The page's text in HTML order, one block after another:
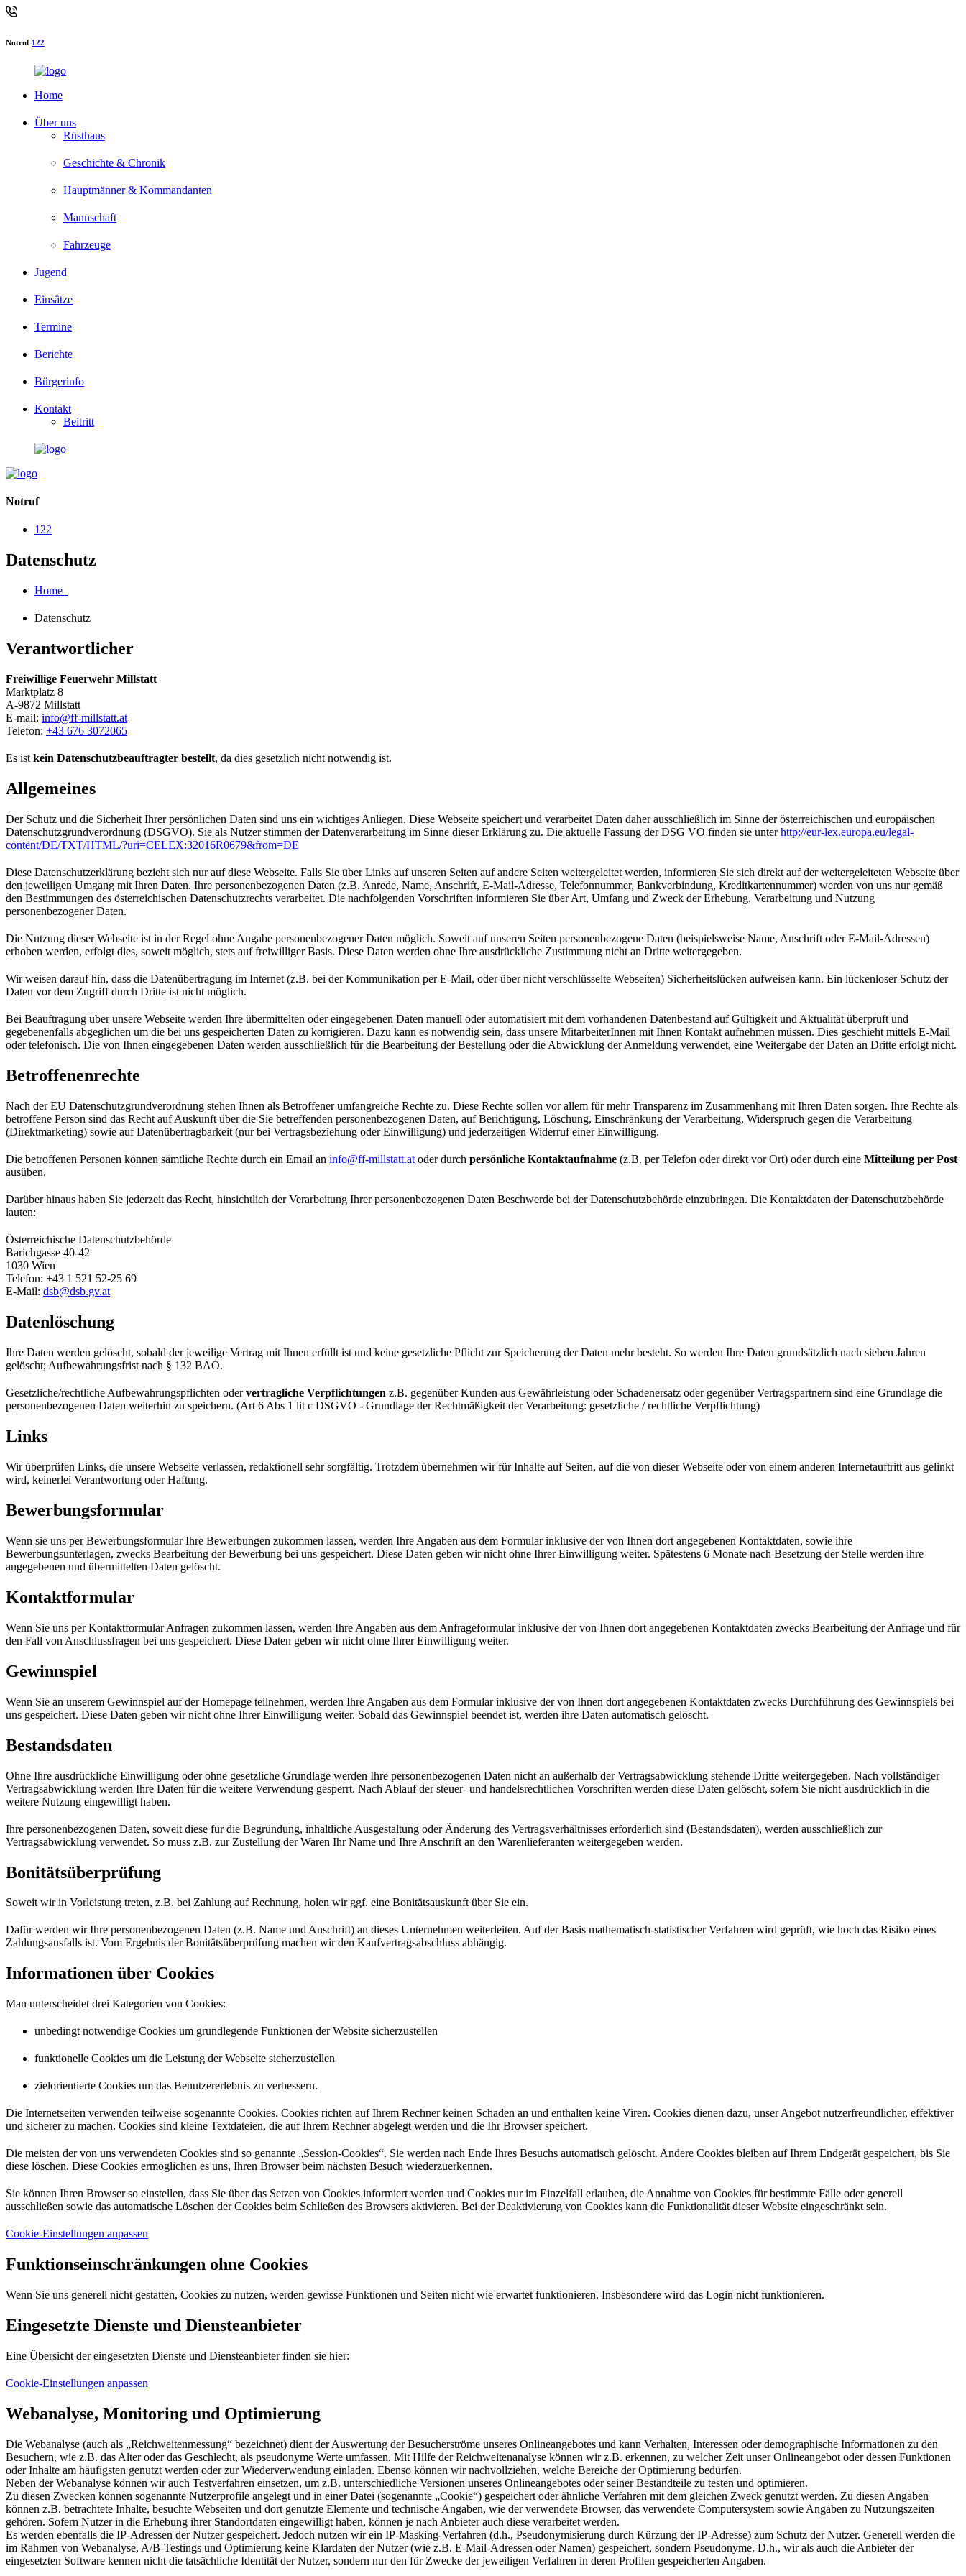
Notruf 122
Home
Über uns
Rüsthaus
Geschichte & Chronik
Hauptmänner & Kommandanten
Mannschaft
Fahrzeuge
Jugend
Einsätze
Termine
Berichte
Bürgerinfo
Kontakt
Beitritt
Notruf
122
Datenschutz
Home
Datenschutz
Verantwortlicher
Freiwillige Feuerwehr Millstatt
Marktplatz 8
A-9872 Millstatt
E-mail: info@ff-millstatt.at
Telefon: +43 676 3072065
Es ist kein Datenschutzbeauftragter bestellt, da dies gesetzlich nicht notwendig ist.
Allgemeines
Der Schutz und die Sicherheit Ihrer persönlichen Daten sind uns ein wichtiges Anliegen. Diese Webseite speichert und verarbeitet Daten daher ausschließlich im Sinne der österreichischen und europäischen
Datenschutzgrundverordnung (DSGVO). Sie als Nutzer stimmen der Datenverarbeitung im Sinne dieser Erklärung zu. Die aktuelle Fassung der DSG VO finden sie unterhttp://eur-lex.europa.eu/legal-
content/DE/TXT/HTML/?uri=CELEX:32016R0679&from=DE
Diese Datenschutzerklärung bezieht sich nur auf diese Webseite. Falls Sie über Links auf unseren Seiten auf andere Seiten weitergeleitet werden, informieren Sie sich direkt auf der weitergeleiteten Webseite über
den jeweiligen Umgang mit Ihren Daten. Ihre personenbezogenen Daten (z.B. Anrede, Name, Anschrift, E-Mail-Adresse, Telefonnummer, Bankverbindung, Kreditkartennummer) werden von uns nur gemäß
den Bestimmungen des österreichischen Datenschutzrechts verarbeitet. Die nachfolgenden Vorschriften informieren Sie über Art, Umfang und Zweck der Erhebung, Verarbeitung und Nutzung
personenbezogener Daten.
Die Nutzung dieser Webseite ist in der Regel ohne Angabe personenbezogener Daten möglich. Soweit auf unseren Seiten personenbezogene Daten (beispielsweise Name, Anschrift oder E-Mail-Adressen)
erhoben werden, erfolgt dies, soweit möglich, stets auf freiwilliger Basis. Diese Daten werden ohne Ihre ausdrückliche Zustimmung nicht an Dritte weitergegeben.
Wir weisen darauf hin, dass die Datenübertragung im Internet (z.B. bei der Kommunikation per E-Mail, oder über nicht verschlüsselte Webseiten) Sicherheitslücken aufweisen kann. Ein lückenloser Schutz der
Daten vor dem Zugriff durch Dritte ist nicht möglich.
Bei Beauftragung über unsere Webseite werden Ihre übermittelten oder eingegebenen Daten manuell oder automatisiert mit dem vorhandenen Datenbestand auf Gültigkeit und Aktualität überprüft und
gegebenenfalls abgeglichen um die bei uns gespeicherten Daten zu korrigieren. Dazu kann es notwendig sein, dass unsere MitarbeiterInnen mit Ihnen Kontakt aufnehmen müssen. Dies geschieht mittels E-Mail
oder telefonisch. Die von Ihnen eingegebenen Daten werden ausschließlich für die Bearbeitung der Bestellung oder die Abwicklung der Anmeldung verwendet, eine Weitergabe der Daten an Dritte erfolgt nicht.
Betroffenenrechte
Nach der EU Datenschutzgrundverordnung stehen Ihnen als Betroffener umfangreiche Rechte zu. Diese Rechte sollen vor allem für mehr Transparenz im Zusammenhang mit Ihren Daten sorgen. Ihre Rechte als
betroffene Person sind das Recht auf Auskunft über die Sie betreffenden personenbezogenen Daten, auf Berichtigung, Löschung, Einschränkung der Verarbeitung, Widerspruch gegen die Verarbeitung
(Direktmarketing) sowie auf Datenübertragbarkeit (nur bei Vertragsbeziehung oder Einwilligung) und jederzeitigen Widerruf einer Einwilligung.
Die betroffenen Personen können sämtliche Rechte durch ein Email an info@ff-millstatt.at oder durch persönliche Kontaktaufnahme (z.B. per Telefon oder direkt vor Ort) oder durch eine Mitteilung per Post
ausüben.
Darüber hinaus haben Sie jederzeit das Recht, hinsichtlich der Verarbeitung Ihrer personenbezogenen Daten Beschwerde bei der Datenschutzbehörde einzubringen. Die Kontaktdaten der Datenschutzbehörde
lauten:
Österreichische Datenschutzbehörde
Barichgasse 40-42
1030 Wien
Telefon: +43 1 521 52-25 69
E-Mail: dsb@dsb.gv.at
Datenlöschung
Ihre Daten werden gelöscht, sobald der jeweilige Vertrag mit Ihnen erfüllt ist und keine gesetzliche Pflicht zur Speicherung der Daten mehr besteht. So werden Ihre Daten grundsätzlich nach sieben Jahren
gelöscht; Aufbewahrungsfrist nach § 132 BAO.
Gesetzliche/rechtliche Aufbewahrungspflichten odervertragliche Verpflichtungen z.B. gegenüber Kunden aus Gewährleistung oder Schadenersatz oder gegenüber Vertragspartnern sind eine Grundlage die
personenbezogenen Daten weiterhin zu speichern. (Art 6 Abs 1 lit c DSGVO - Grundlage der Rechtmäßigkeit der Verarbeitung: gesetzliche / rechtliche Verpflichtung)
Links
Wir überprüfen Links, die unsere Webseite verlassen, redaktionell sehr sorgfältig. Trotzdem übernehmen wir für Inhalte auf Seiten, auf die von dieser Webseite oder von einem anderen Internetauftritt aus gelinkt
wird, keinerlei Verantwortung oder Haftung.
Bewerbungsformular
Wenn sie uns per Bewerbungsformular Ihre Bewerbungen zukommen lassen, werden Ihre Angaben aus dem Formular inklusive der von Ihnen dort angegebenen Kontaktdaten, sowie ihre
Bewerbungsunterlagen, zwecks Bearbeitung der Bewerbung bei uns gespeichert. Diese Daten geben wir nicht ohne Ihrer Einwilligung weiter. Spätestens 6 Monate nach Besetzung der Stelle werden ihre
angegebenen und übermittelten Daten gelöscht.
Kontaktformular
Wenn Sie uns per Kontaktformular Anfragen zukommen lassen, werden Ihre Angaben aus dem Anfrageformular inklusive der von Ihnen dort angegebenen Kontaktdaten zwecks Bearbeitung der Anfrage und für
den Fall von Anschlussfragen bei uns gespeichert. Diese Daten geben wir nicht ohne Ihrer Einwilligung weiter.
Gewinnspiel
Wenn Sie an unserem Gewinnspiel auf der Homepage teilnehmen, werden Ihre Angaben aus dem Formular inklusive der von Ihnen dort angegebenen Kontaktdaten zwecks Durchführung des Gewinnspiels bei
uns gespeichert. Diese Daten geben wir nicht ohne Ihrer Einwilligung weiter. Sobald das Gewinnspiel beendet ist, werden ihre Daten automatisch gelöscht.
Bestandsdaten
Ohne Ihre ausdrückliche Einwilligung oder ohne gesetzliche Grundlage werden Ihre personenbezogenen Daten nicht an außerhalb der Vertragsabwicklung stehende Dritte weitergegeben. Nach vollständiger
Vertragsabwicklung werden Ihre Daten für die weitere Verwendung gesperrt. Nach Ablauf der steuer- und handelsrechtlichen Vorschriften werden diese Daten gelöscht, sofern Sie nicht ausdrücklich in die
weitere Nutzung eingewilligt haben.
Ihre personenbezogenen Daten, soweit diese für die Begründung, inhaltliche Ausgestaltung oder Änderung des Vertragsverhältnisses erforderlich sind (Bestandsdaten), werden ausschließlich zur
Vertragsabwicklung verwendet. So muss z.B. zur Zustellung der Waren Ihr Name und Ihre Anschrift an den Warenlieferanten weitergegeben werden.
Bonitätsüberprüfung
Soweit wir in Vorleistung treten, z.B. bei Zahlung auf Rechnung, holen wir ggf. eine Bonitätsauskunft über Sie ein.
Dafür werden wir Ihre personenbezogenen Daten (z.B. Name und Anschrift) an dieses Unternehmen weiterleiten. Auf der Basis mathematisch-statistischer Verfahren wird geprüft, wie hoch das Risiko eines
Zahlungsausfalls ist. Vom Ergebnis der Bonitätsüberprüfung machen wir den Kaufvertragsabschluss abhängig.
Informationen über Cookies
Man unterscheidet drei Kategorien von Cookies:
unbedingt notwendige Cookies um grundlegende Funktionen der Website sicherzustellen
funktionelle Cookies um die Leistung der Webseite sicherzustellen
zielorientierte Cookies um das Benutzererlebnis zu verbessern.
Die Internetseiten verwenden teilweise sogenannte Cookies. Cookies richten auf Ihrem Rechner keinen Schaden an und enthalten keine Viren. Cookies dienen dazu, unser Angebot nutzerfreundlicher, effektiver
und sicherer zu machen. Cookies sind kleine Textdateien, die auf Ihrem Rechner abgelegt werden und die Ihr Browser speichert.
Die meisten der von uns verwendeten Cookies sind so genannte „Session-Cookies“. Sie werden nach Ende Ihres Besuchs automatisch gelöscht. Andere Cookies bleiben auf Ihrem Endgerät gespeichert, bis Sie
diese löschen. Diese Cookies ermöglichen es uns, Ihren Browser beim nächsten Besuch wiederzuerkennen.
Sie können Ihren Browser so einstellen, dass Sie über das Setzen von Cookies informiert werden und Cookies nur im Einzelfall erlauben, die Annahme von Cookies für bestimmte Fälle oder generell
ausschließen sowie das automatische Löschen der Cookies beim Schließen des Browsers aktivieren. Bei der Deaktivierung von Cookies kann die Funktionalität dieser Website eingeschränkt sein.
Cookie-Einstellungen anpassen
Funktionseinschränkungen ohne Cookies
Wenn Sie uns generell nicht gestatten, Cookies zu nutzen, werden gewisse Funktionen und Seiten nicht wie erwartet funktionieren. Insbesondere wird das Login nicht funktionieren.
Eingesetzte Dienste und Diensteanbieter
Eine Übersicht der eingesetzten Dienste und Diensteanbieter finden sie hier:
Cookie-Einstellungen anpassen
Webanalyse, Monitoring und Optimierung
Die Webanalyse (auch als „Reichweitenmessung“ bezeichnet) dient der Auswertung der Besucherströme unseres Onlineangebotes und kann Verhalten, Interessen oder demographische Informationen zu den
Besuchern, wie z.B. das Alter oder das Geschlecht, als pseudonyme Werte umfassen. Mit Hilfe der Reichweitenanalyse können wir z.B. erkennen, zu welcher Zeit unser Onlineangebot oder dessen Funktionen
oder Inhalte am häufigsten genutzt werden oder zur Wiederverwendung einladen. Ebenso können wir nachvollziehen, welche Bereiche der Optimierung bedürfen.
Neben der Webanalyse können wir auch Testverfahren einsetzen, um z.B. unterschiedliche Versionen unseres Onlineangebotes oder seiner Bestandteile zu testen und optimieren.
Zu diesen Zwecken können sogenannte Nutzerprofile angelegt und in einer Datei (sogenannte „Cookie“) gespeichert oder ähnliche Verfahren mit dem gleichen Zweck genutzt werden. Zu diesen Angaben
können z.B. betrachtete Inhalte, besuchte Webseiten und dort genutzte Elemente und technische Angaben, wie der verwendete Browser, das verwendete Computersystem sowie Angaben zu Nutzungszeiten
gehören. Sofern Nutzer in die Erhebung ihrer Standortdaten eingewilligt haben, können je nach Anbieter auch diese verarbeitet werden.
Es werden ebenfalls die IP-Adressen der Nutzer gespeichert. Jedoch nutzen wir ein IP-Masking-Verfahren (d.h., Pseudonymisierung durch Kürzung der IP-Adresse) zum Schutz der Nutzer. Generell werden die
im Rahmen von Webanalyse, A/B-Testings und Optimierung keine Klardaten der Nutzer (wie z.B. E-Mail-Adressen oder Namen) gespeichert, sondern Pseudonyme. D.h., wir als auch die Anbieter der
eingesetzten Software kennen nicht die tatsächliche Identität der Nutzer, sondern nur den für Zwecke der jeweiligen Verfahren in deren Profilen gespeicherten Angaben.